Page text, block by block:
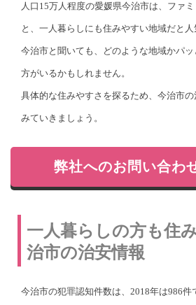
人口15万人程度の愛媛県今治市は、ファ
と、一人暮らしにも住みやすい地域だと人
今治市と聞いても、どのような地域かパ
方がいるかもしれません。
具体的な住みやすさを探るため、今治市
みていきましょう。
弊社へのお問い合わ
一人暮らしの方も住
治市の治安情報
今治市の犯罪認知件数は、2018年は986件